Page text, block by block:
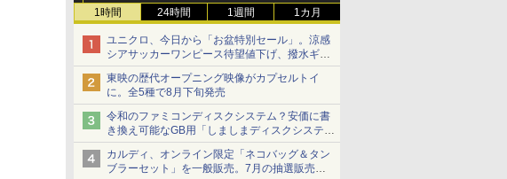
1時間 24時間 1週間 1カ月
ユニクロ、今日から「お盆特別セール」。涼感
シアサッカーワンピース待望値下げ、撥水ギア
ショーツは1990円に
東映の歴代オープニング映像がカプセルトイ
に。全5種で8月下旬発売
令和のファミコンディスクシステム？安価に書
き換え可能なGB用「しましまディスクシステ
ム」
カルディ、オンライン限定「ネコバッグ＆タン
ブラーセット」を一般販売。7月の抽選販売の